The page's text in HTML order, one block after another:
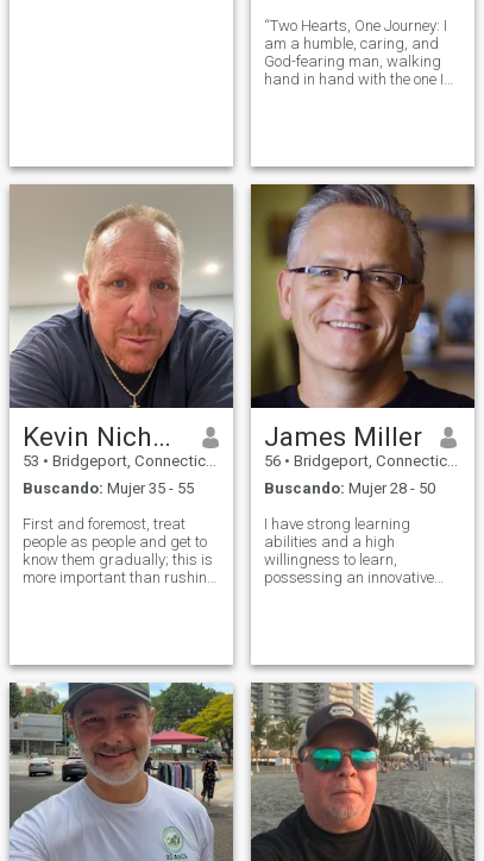
“Two Hearts, One Journey: I
am a humble, caring, and
God-fearing man, walking
hand in hand with the one I
love that grows deeper with
every step.”
Kevin Nicholas
53 • Bridgeport, Connecticut, Estados Unidos
Buscando: Mujer 35 - 55
First and foremost, treat
people as people and get to
know them gradually; this is
more important than rushing
piling up conditions or fleetin
James Miller
56 • Bridgeport, Connecticut, Estados Unidos
Buscando: Mujer 28 - 50
I have strong learning
abilities and a high
willingness to learn,
possessing an innovative
have received systematic
training in pharmaceutic